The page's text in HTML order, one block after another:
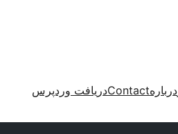
دربارهContactدریافت وردپرس